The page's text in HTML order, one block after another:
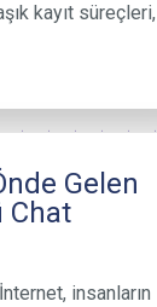
kayıt süreçleri,
Gelen
Chat
insanların